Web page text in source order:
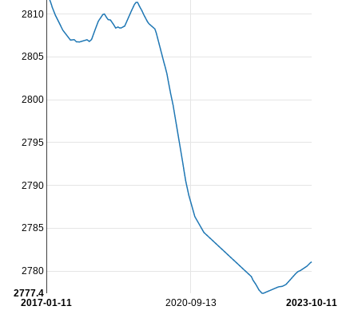
2020-09-13
2017-01-11 2023-10-11
2780
2785
2790
2795
2800
2805
2810
2777.4